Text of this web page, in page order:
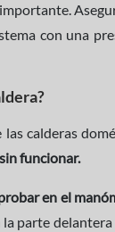
con una
calderas
funcionar.
en el
parte